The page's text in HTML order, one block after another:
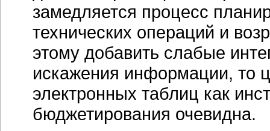
замедляется процесс
технических операций и
этому добавить слабые
искажения информации, то
электронных таблиц как
бюджетирования очевидна.